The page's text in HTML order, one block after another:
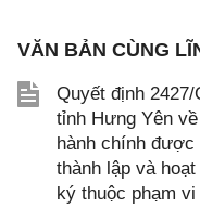
VĂN BẢN CÙNG
Quyết định
tỉnh Hưng Yên
hành chính
thành lập và
ký thuộc phạm